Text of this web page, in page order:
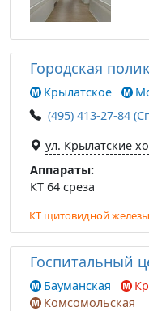
Городская
Крылатское
(495) 413-27-84
ул. Крылатские
Аппараты:
КТ 64 среза
КТ щитовидной железы
Госпитальный
Бауманская
Комсомольская